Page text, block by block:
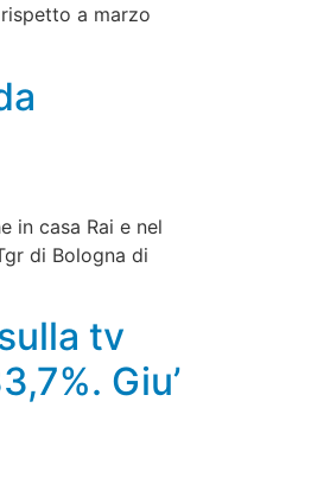
a marzo
in casa Rai e nel
di Bologna di
tv
Giu’